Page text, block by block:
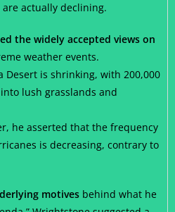
actually declining.
the widely accepted views on
weather events.
Desert is shrinking, with 200,000
lush grasslands and
he asserted that the frequency
is decreasing, contrary to
motives behind what he